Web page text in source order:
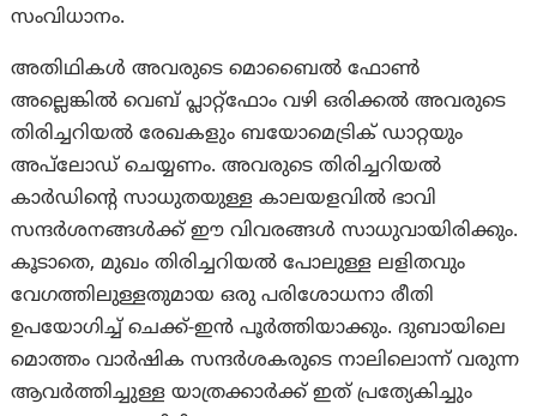
സംവിധാനം.
അതിഥികൾ അവരുടെ മൊബൈൽ ഫോൺ
അല്ലെങ്കിൽ വെബ് പ്ലാറ്റ്‌ഫോം വഴി ഒരിക്കൽ അവരുടെ
തിരിച്ചറിയൽ രേഖകളും ബയോമെട്രിക് ഡാറ്റയും
അപ്‌ലോഡ് ചെയ്യണം. അവരുടെ തിരിച്ചറിയൽ
കാർഡിന്റെ സാധുതയുള്ള കാലയളവിൽ ഭാവി
സന്ദർശനങ്ങൾക്ക് ഈ വിവരങ്ങൾ സാധുവായിരിക്കും.
കൂടാതെ, മുഖം തിരിച്ചറിയൽ പോലുള്ള ലളിതവും
വേഗത്തിലുള്ളതുമായ ഒരു പരിശോധനാ രീതി
ഉപയോഗിച്ച് ചെക്ക്-ഇൻ പൂർത്തിയാക്കും. ദുബായിലെ
മൊത്തം വാർഷിക സന്ദർശകരുടെ നാലിലൊന്ന് വരുന്ന
ആവർത്തിച്ചുള്ള യാത്രക്കാർക്ക് ഇത് പ്രത്യേകിച്ചും